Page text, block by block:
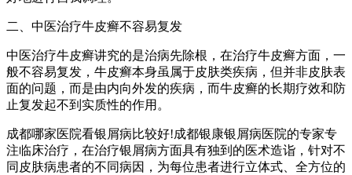
二、中医治疗牛皮癣不容易复发
中医治疗牛皮癣讲究的是治病先除根，在治疗牛皮癣方面，一
般不容易复发，牛皮癣本身虽属于皮肤类疾病，但并非皮肤表
面的问题，而是由内向外发的疾病，而牛皮癣的长期疗效和防
止复发起不到实质性的作用。
成都哪家医院看银屑病比较好!成都银康银屑病医院的专家专
注临床治疗，在治疗银屑病方面具有独到的医术造诣，针对不
同皮肤病患者的不同病因，为每位患者进行立体式、全方位的